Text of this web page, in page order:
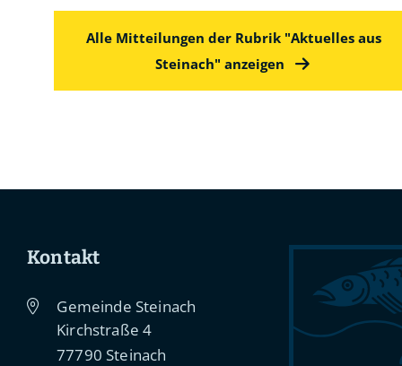
Alle Mitteilungen der Rubrik "Aktuelles aus
Steinach" anzeigen
Kontakt
Gemeinde Steinach
Kirchstraße 4
77790 Steinach